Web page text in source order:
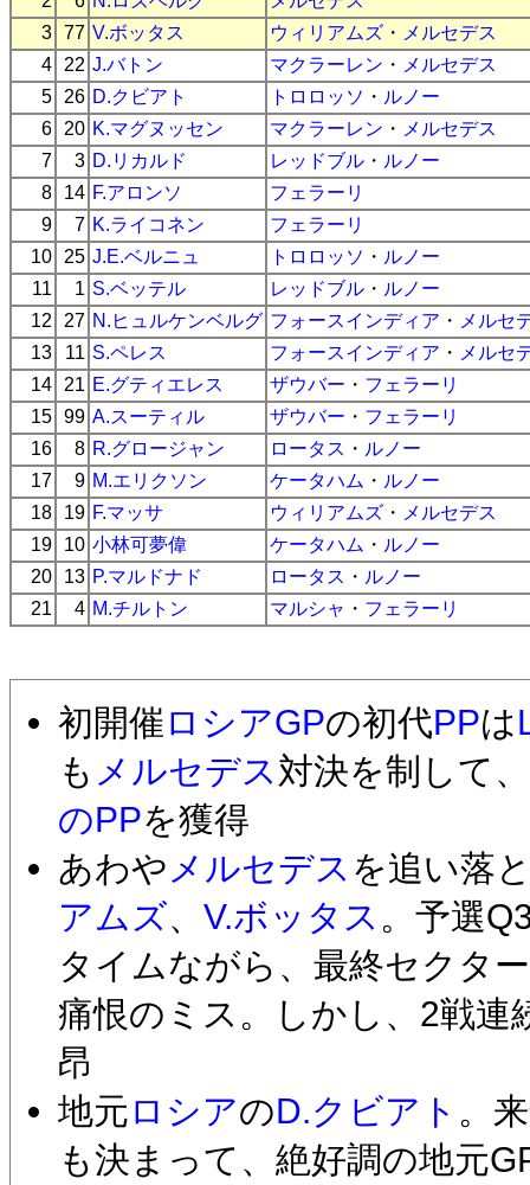
3 77 V.ボッタス ウィリアムズ ・ メルセデス
4
22 J.バトン マクラーレン ・ メルセデス
5
26 D.クビアト トロロッソ ・ ルノー
6
20 K.マグヌッセン マクラーレン ・ メルセデス
7
3 D.リカルド レッドブル ・ ルノー
8
14 F.アロンソ
フェラーリ
9
7 K.ライコネン
フェラーリ
10
25 J.E.ベルニュ トロロッソ ・ ルノー
11
1 S.ベッテル レッドブル ・ ルノー
12
27 N.ヒュルケンベルグ フォースインディア ・ メルセ
13
11 S.ペレス フォースインディア ・ メルセ
14
21 E.グティエレス ザウバー ・ フェラーリ
15 99 A.スーティル ザウバー ・ フェラーリ
16
8 R.グロージャン ロータス ・ ルノー
17
9 M.エリクソン ケータハム ・ ルノー
18
19 F.マッサ ウィリアムズ ・ メルセデス
19
10 小林可夢偉 ケータハム ・ ルノー
20
13 P.マルドナド ロータス ・ ルノー
21
4 M.チルトン マルシャ ・ フェラーリ
初開催ロシアGPの初代PPは
も メルセデス 対決を制して、
のPPを獲得
あわや メルセデス を追い落
アムズ、 V.ボッタス 。予選
タイムながら、最終セクタ
痛恨のミス。しかし、2戦連
昂
地元ロシアのD.クビアト 。
も決まって、絶好調の地元